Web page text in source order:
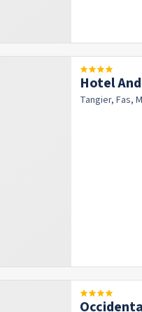
Hotel
Tangier, Fas,